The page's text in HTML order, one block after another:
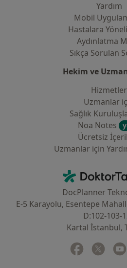
Yardım
Mobil
Hastalara
Aydınlatma
Sıkça Sorulan
Hekim ve
Hizmetler
Uzmanlar
Sağlık
Noa Notes
Ücretsiz
Uzmanlar için
DocPlanner
E-5 Karayolu, Esentepe
D:102-103-
Kartal İstanbul,
Facebook
yeni birTwitter
yeni